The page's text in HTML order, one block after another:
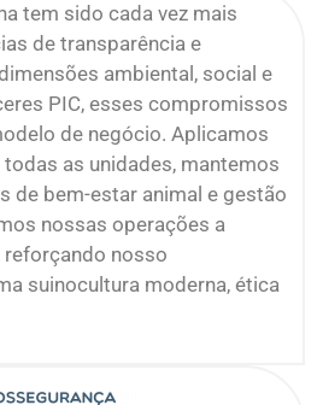
tem sido cada vez mais
de transparência e
ambiental, social e
PIC, esses compromissos
de negócio. Aplicamos
as unidades, mantemos
de bem-estar animal e gestão
nossas operações a
nosso
suinocultura moderna, ética